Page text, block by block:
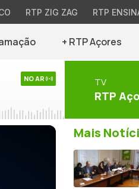
RTP ZIG ZAG RTP
+ RTP Açores
NO AR TV
RTP
Mais